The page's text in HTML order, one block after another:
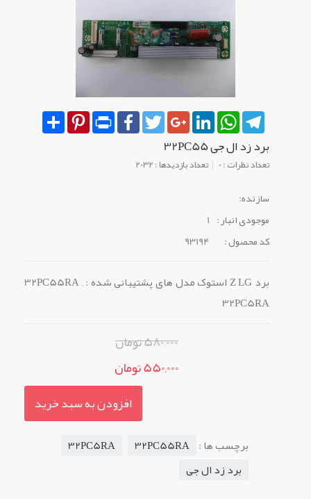
SharePinterest Print
FacebookTwitterGoogle+LinkedInWhatsAppTelegram
برد زد ال جی 32PC55
تعداد نظرات : 0 تعداد بازدیدها : 2032
سازنده:
موجودی انبار : 1
کد محصول :
93194
برد Z LG استوک مدل های پشتیبانی شده : 32PC55RA ,
32PC5RA
580,000 تومان
550,000 تومان
افزودن به سبد خرید
برچسب ها : 32PC55RA
32PC5RA
برد زد ال جی